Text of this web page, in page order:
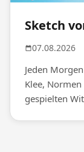
Sketch
07.08.2026
Jeden
Klee,
gespielten